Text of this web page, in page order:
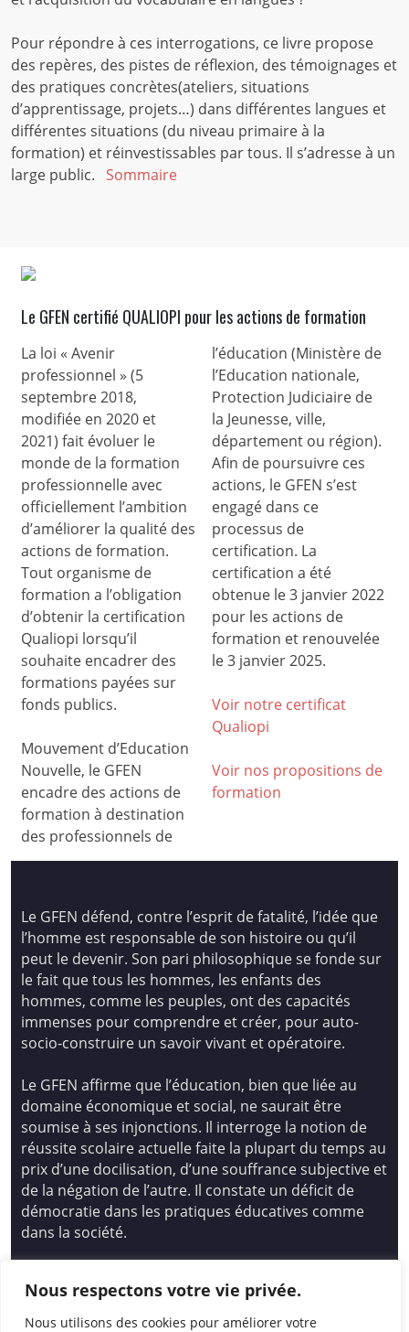
Nous respectons votre vie privée.
Nous utilisons des cookies pour améliorer votre
Pour répondre à ces interrogations, ce livre propose
des repères, des pistes de réflexion, des témoignages et
des pratiques concrètes(ateliers, situations
d’apprentissage, projets…) dans différentes langues et
différentes situations (du niveau primaire à la
formation) et réinvestissables par tous. Il s’adresse à un
large public. Sommaire
Le GFEN certifié QUALIOPI pour les actions de formation
La loi « Avenir
professionnel » (5
septembre 2018,
modifiée en 2020 et
2021) fait évoluer le
monde de la formation
professionnelle avec
officiellement l’ambition
d’améliorer la qualité des
actions de formation.
Tout organisme de
formation a l’obligation
d’obtenir la certification
Qualiopi lorsqu’il
souhaite encadrer des
formations payées sur
fonds publics.
Mouvement d’Education
Nouvelle, le GFEN
encadre des actions de
formation à destination
des professionnels de
l’éducation (Ministère de
l’Education nationale,
Protection Judiciaire de
la Jeunesse, ville,
département ou région).
Afin de poursuivre ces
actions, le GFEN s’est
engagé dans ce
processus de
certification. La
certification a été
obtenue le 3 janvier 2022
pour les actions de
formation et renouvelée
le 3 janvier 2025.
Voir notre certificat
Qualiopi
Voir nos propositions de
formation
Le GFEN défend, contre l’esprit de fatalité, l’idée que
l’homme est responsable de son histoire ou qu’il
peut le devenir. Son pari philosophique se fonde sur
le fait que tous les hommes, les enfants des
hommes, comme les peuples, ont des capacités
immenses pour comprendre et créer, pour auto-
socio-construire un savoir vivant et opératoire.
Le GFEN affirme que l’éducation, bien que liée au
domaine économique et social, ne saurait être
soumise à ses injonctions. Il interroge la notion de
réussite scolaire actuelle faite la plupart du temps au
prix d’une docilisation, d’une souffrance subjective et
de la négation de l’autre. Il constate un déficit de
démocratie dans les pratiques éducatives comme
dans la société.
Nouvelle
14 avenue Spinoza 94200 Ivry Sur Seine